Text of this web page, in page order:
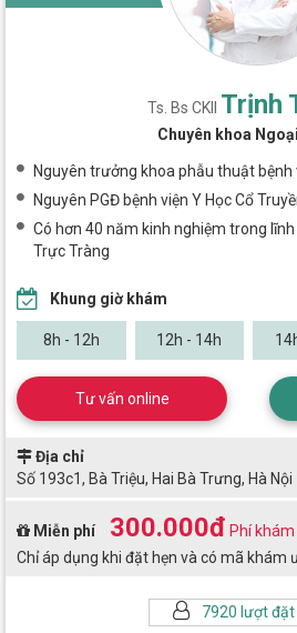
Ts. Bs CKII Trịnh
Chuyên khoa
Nguyên trưởng khoa phẫu thuật bệnh
Nguyên PGĐ bệnh viện Y Học Cổ
Có hơn 40 năm kinh nghiệm trong
Trực Tràng
7920 lượt đặt
Khung giờ khám
8h - 12h 12h - 14h
Tư vấn online
Địa chỉ
Số 193c1, Bà Triệu, Hai Bà Trưng, Hà Nội
Miễn phí 300.000đ Phí
Chỉ áp dụng khi đặt hẹn và có mã khám